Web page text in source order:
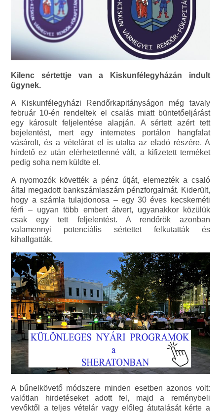
Kilenc sértettje van a Kiskunfélegyházán indult
ügynek.
A Kiskunfélegyházi Rendőrkapitányságon még tavaly
február 10-én rendeltek el csalás miatt büntetőeljárást
egy károsult feljelentése alapján. A sértett azért tett
bejelentést, mert egy internetes portálon hangfalat
vásárolt, és a vételárat el is utalta az eladó részére. A
hirdető ez után elérhetetlenné vált, a kifizetett terméket
pedig soha nem küldte el.
A nyomozók követték a pénz útját, elemezték a csaló
által megadott bankszámlaszám pénzforgalmát. Kiderült,
hogy a számla tulajdonosa – egy 30 éves kecskeméti
férfi – ugyan több embert átvert, ugyanakkor közülük
csak egy tett feljelentést. A rendőrök azonban
valamennyi potenciális sértettet felkutatták és
kihallgatták.
A bűnelkövető módszere minden esetben azonos volt:
valótlan hirdetéseket adott fel, majd a reménybeli
vevőktől a teljes vételár vagy előleg átutalását kérte a